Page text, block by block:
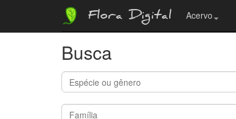
Flora Digital Acervo
Busca